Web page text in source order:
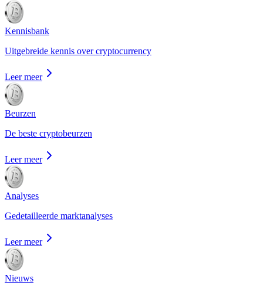
Kennisbank
Uitgebreide kennis over cryptocurrency
Leer meer
Beurzen
De beste cryptobeurzen
Leer meer
Analyses
Gedetailleerde marktanalyses
Leer meer
Nieuws